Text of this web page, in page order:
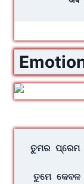
ତୁମର ପ୍ରେମ
ତୁମେ କେବଳ